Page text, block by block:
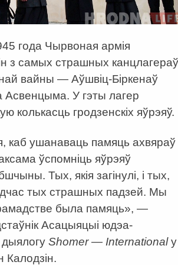
года Чырвоная армія
з самых страшных канцлагераў
вайны — Аўшвіц-Біркенаў
Асвенцыма. У гэты лагер
колькасць гродзенскіх яўрэяў.
каб ушанаваць памяць ахвяраў
ўспомніць яўрэяў
Тых, якія загінулі, і тых,
тых страшных падзей. Мы
была памяць», —
Асацыяцыі юдэа-
дыялогу Shomer — Internationalу
Калодзін.